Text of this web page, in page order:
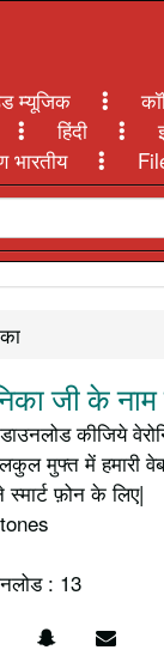
म्यूजिक
हिंदी
भारतीय
जी के नाम
कीजिये
मुफ्त में हमारी
फ़ोन के लिए|
: 13